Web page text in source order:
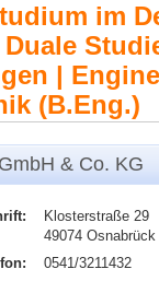
im
|
(B.Eng.)
& Co. KG
Klosterstraße 29
49074 Osnabrück
0541/3211432